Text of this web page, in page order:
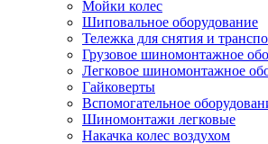
Мойки колес
Шиповальное оборудование
Тележка для снятия и
Грузовое шиномонтажное
Легковое шиномонтажное
Гайковерты
Вспомогательное
Шиномонтажи легковые
Накачка колес воздухом